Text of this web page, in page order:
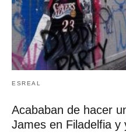
ESREAL
Acababan de hacer
James en Filadelfia y